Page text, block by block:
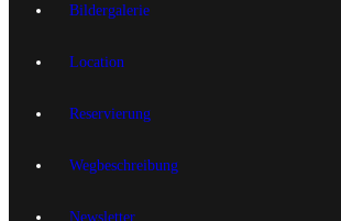
Bildergalerie
Location
Reservierung
Wegbeschreibung
Newsletter